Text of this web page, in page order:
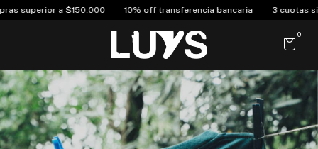
10% off transferencia bancaria 3 cuotas sin interés y 6
0